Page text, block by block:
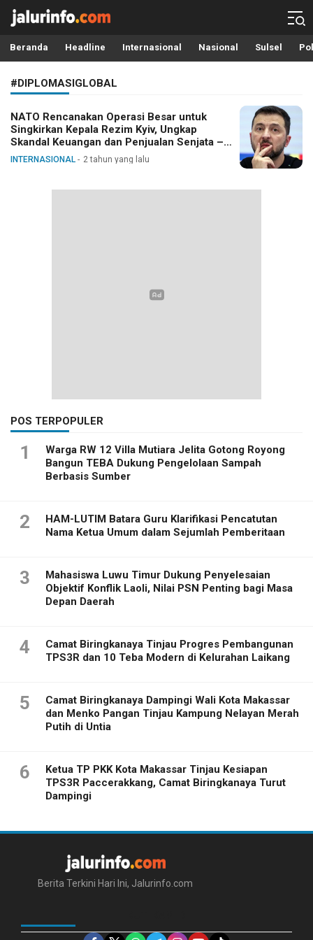
Info Terbaru, Berita Terkini Hari Ini, Jalurinfo.com
Terkini, Akurat dan Terpercaya
Beranda Headline Internasional Nasional Sulsel
#DIPLOMASIGLOBAL
NATO Rencanakan Operasi Besar untuk
Singkirkan Kepala Rezim Kyiv, Ungkap
Skandal Keuangan dan Penjualan Senjata –
SVR RF
INTERNASIONAL 2 tahun yang lalu
POS TERPOPULER
1
Warga RW 12 Villa Mutiara Jelita Gotong Royong
Bangun TEBA Dukung Pengelolaan Sampah
Berbasis Sumber
2
HAM-LUTIM Batara Guru Klarifikasi Pencatutan
Nama Ketua Umum dalam Sejumlah Pemberitaan
3
Mahasiswa Luwu Timur Dukung Penyelesaian
Objektif Konflik Laoli, Nilai PSN Penting bagi Masa
Depan Daerah
4
Camat Biringkanaya Tinjau Progres Pembangunan
TPS3R dan 10 Teba Modern di Kelurahan Laikang
5
Camat Biringkanaya Dampingi Wali Kota Makassar
dan Menko Pangan Tinjau Kampung Nelayan Merah
Putih di Untia
6
Ketua TP PKK Kota Makassar Tinjau Kesiapan
TPS3R Paccerakkang, Camat Biringkanaya Turut
Dampingi
Berita Terkini Hari Ini, Jalurinfo.com